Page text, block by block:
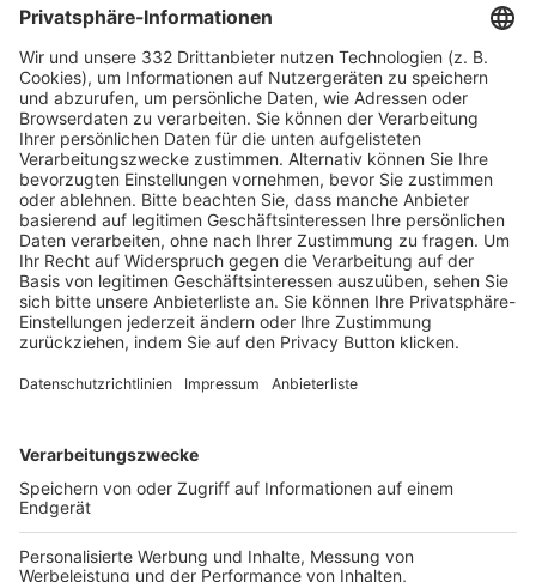
HÄUFIG BESUCHTE SEITEN
Pässe und Vereinswechsel
Trainerausbildung
Schulungsangebot Vereinsmitarbeiter
BFV-Geschäftsstellen
Trainerbörse
Login SpielPlus
FOLGE DEM BFV
TOP-VEREINE